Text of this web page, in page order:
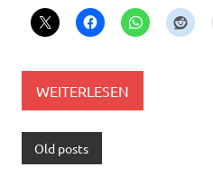
WEITERLESEN
Old posts